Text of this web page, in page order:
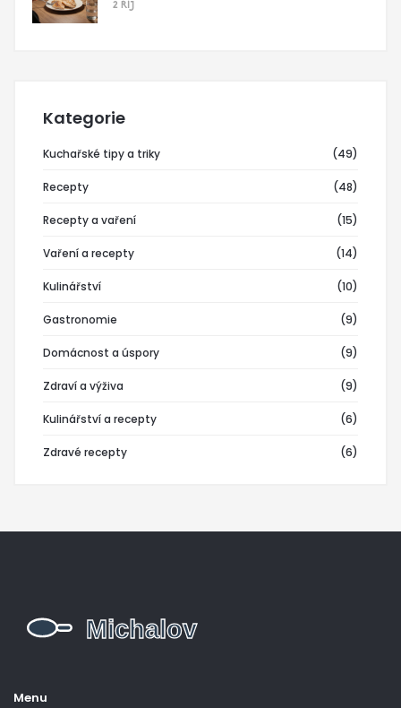
2 ŘÍJ
Kategorie
Kuchařské tipy a triky (49)
Recepty (48)
Recepty a vaření (15)
Vaření a recepty (14)
Kulinářství (10)
Gastronomie (9)
Domácnost a úspory (9)
Zdraví a výživa (9)
Kulinářství a recepty (6)
Zdravé recepty (6)
Menu